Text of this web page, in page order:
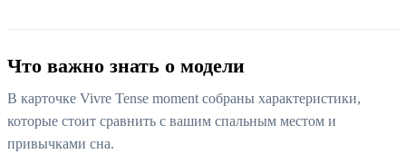
Что важно знать о модели
В карточке Vivre Tense moment собраны характеристики,
которые стоит сравнить с вашим спальным местом и
привычками сна.